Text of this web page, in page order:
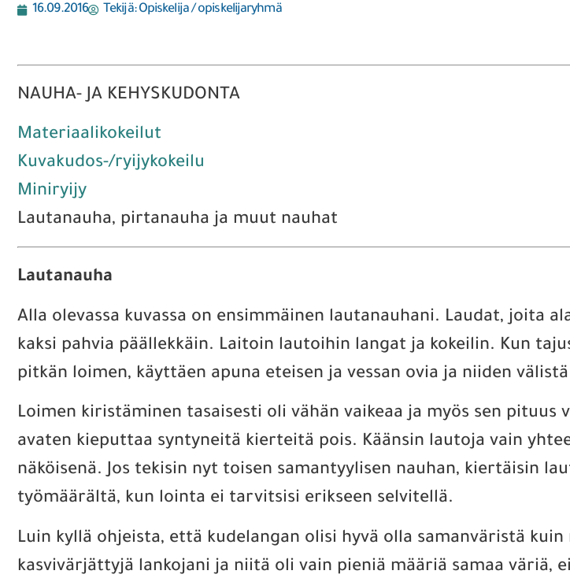
16.09.2016 Tekijä:Opiskelija / opiskelijaryhmä
NAUHA- JA KEHYSKUDONTA
Materiaalikokeilut
Kuvakudos-/ryijykokeilu
Miniryijy
Lautanauha, pirtanauha ja muut nauhat
Lautanauha
Alla olevassa kuvassa on ensimmäinen lautanauhani. Laudat, joita
kaksi pahvia päällekkäin. Laitoin lautoihin langat ja kokeilin. Kun
pitkän loimen, käyttäen apuna eteisen ja vessan ovia ja niiden
Loimen kiristäminen tasaisesti oli vähän vaikeaa ja myös sen
avaten kieputtaa syntyneitä kierteitä pois. Käänsin lautoja vain
näköisenä. Jos tekisin nyt toisen samantyylisen nauhan, kiertäisin
työmäärältä, kun lointa ei tarvitsisi erikseen selvitellä.
Luin kyllä ohjeista, että kudelangan olisi hyvä olla samanväristä
kasvivärjättyjä lankojani ja niitä oli vain pieniä määriä samaa